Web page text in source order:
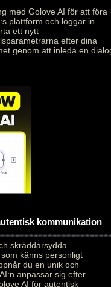
med Golove AI för att föra
plattform och loggar in.
ett nytt
efter dina
genom att inleda en
kommunikation
skräddarsydda
känns personligt
du en unik och
anpassar sig efter
AI för autentisk